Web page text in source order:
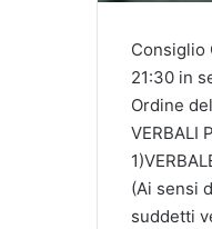
Consiglio
21:30 in
Ordine
VERBALI
(Ai sensi
suddetti